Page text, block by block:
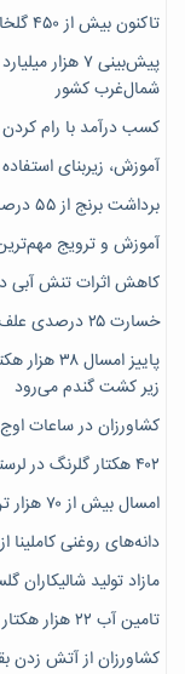
تاکنون بیش از ۴۵۰ گلخانه و باغ استان یزد شناسنامه‌دار شده‌اند
پیش‌بینی ۷‌
شمال‌غرب کشور
کسب درآمد با رام
آموزش، زیربنای
برداشت برنج از ۵۵ درصد اراضی شالیکاری گیلان
آموزش و ترویج
کاهش اثرات تنش آبی
خسارت ۲۵ درصدی علف‌های هرز به محصولات کشاورزی
پاییز
زیر کشت گندم می‌رود
کشاورزان در ساعات اوج
۴۰۲ هکتار گلرنگ در لرستان کشت شده است
امسال بیش از ۷۰ هزار تن پسته در رفسنجان برداشت می‌شود
دانه‌های روغنی
مازاد تولید شالیکاران
تامین آب ۲۲ هزار هکتار زمین کشاورزی از طریق سدهای خراسان شمالی
کشاورزان از آتش زدن